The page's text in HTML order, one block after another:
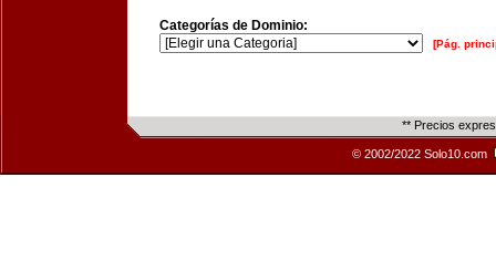
Categorías de Dominio:
[Pág.
** Precios
© 2002/2022 Solo10.com